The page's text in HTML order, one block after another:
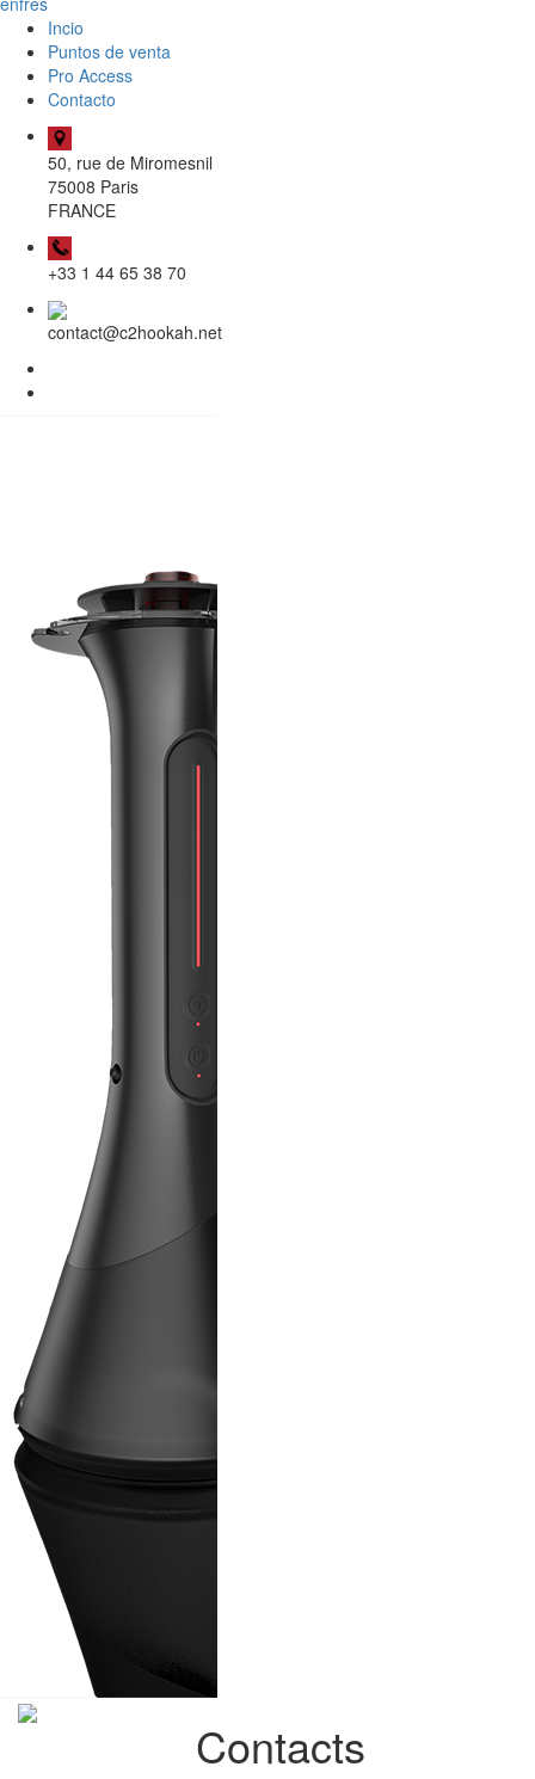
Incio
Puntos de venta
Pro Access
Contacto
50, rue de Miromesnil
75008 Paris
FRANCE
+33 1 44 65 38 70
contact@c2hookah.net
Contacts